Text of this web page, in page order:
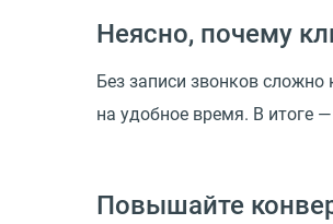
Неясно, почему
Без записи звонков
на удобное время. В итоге
Повышайте